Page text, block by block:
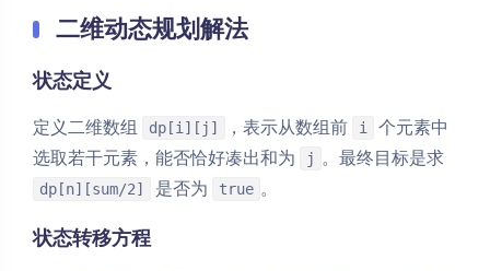
二维动态规划解法
状态定义
定义二维数组 dp[i][j] ，表示从数组前 i
个元素中
选取若干元素，能否恰好凑出和为
j 。最终目标是求
dp[n][sum/2] 是否为 true 。
状态转移方程